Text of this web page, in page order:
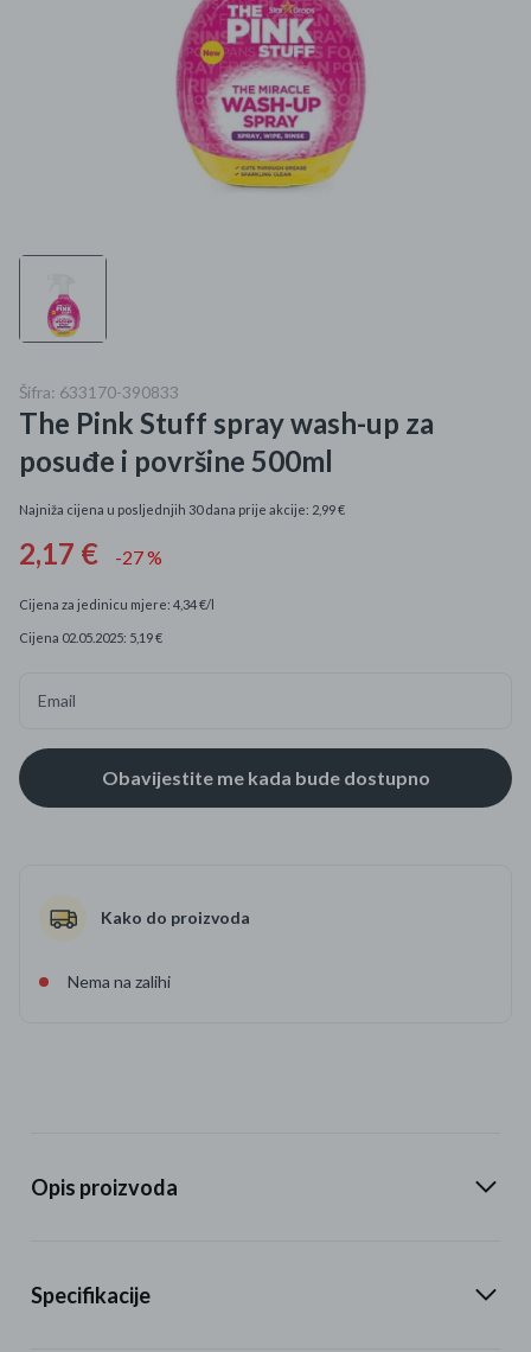
Specijalne kategorije
Čišćenje zaliha
Ograničena cijena
Najpopularniji proizvodi
Roba s greškom
Šifra: 633170-390833
The Pink Stuff spray wash-up za
posuđe i površine 500ml
Najniža cijena u posljednjih 30 dana prije akcije: 2,99 €
2,17 € -27 %
Cijena za jedinicu mjere: 4,34 €/l
Cijena 02.05.2025: 5,19 €
Email
Kako do proizvoda
Nema na zalihi
Opis proizvoda
Specifikacije